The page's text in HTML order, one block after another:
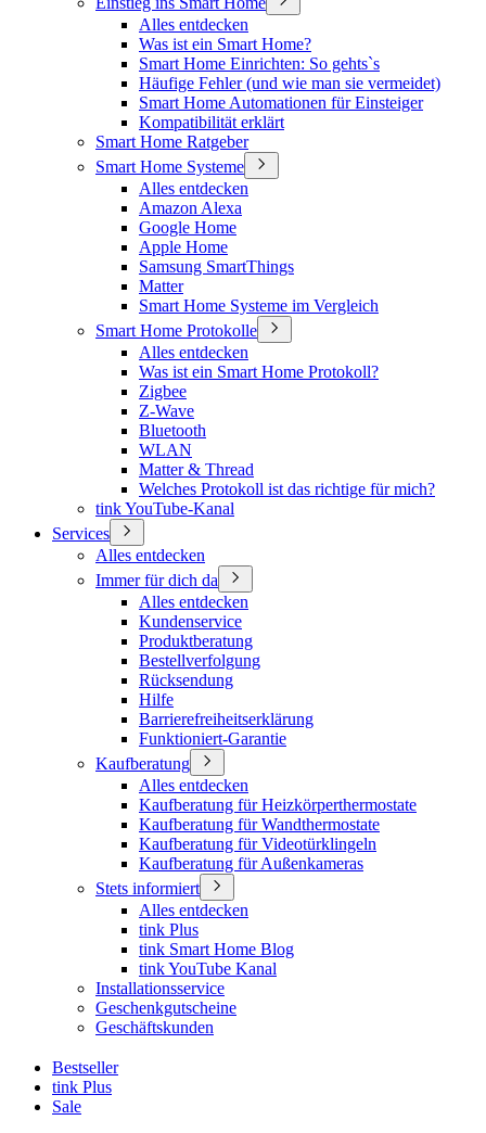
Alles entdecken
Was ist ein Smart Home?
Smart Home Einrichten: So gehts`s
Häufige Fehler (und wie man sie vermeidet)
Smart Home Automationen für Einsteiger
Kompatibilität erklärt
Smart Home Ratgeber
Smart Home Systeme
Alles entdecken
Amazon Alexa
Google Home
Apple Home
Samsung SmartThings
Matter
Smart Home Systeme im Vergleich
Smart Home Protokolle
Alles entdecken
Was ist ein Smart Home Protokoll?
Zigbee
Z-Wave
Bluetooth
WLAN
Matter & Thread
Welches Protokoll ist das richtige für mich?
tink YouTube-Kanal
Services
Alles entdecken
Immer für dich da
Alles entdecken
Kundenservice
Produktberatung
Bestellverfolgung
Rücksendung
Hilfe
Barrierefreiheitserklärung
Funktioniert-Garantie
Kaufberatung
Alles entdecken
Kaufberatung für Heizkörperthermostate
Kaufberatung für Wandthermostate
Kaufberatung für Videotürklingeln
Kaufberatung für Außenkameras
Stets informiert
Alles entdecken
tink Plus
tink Smart Home Blog
tink YouTube Kanal
Installationsservice
Geschenkgutscheine
Geschäftskunden
Bestseller
tink Plus
Sale